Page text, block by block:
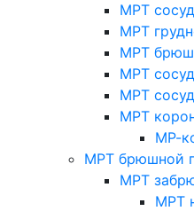
МРТ
МРТ
МРТ
МРТ
МРТ
МРТ
МР-
МРТ брюшной
МРТ
МРТ